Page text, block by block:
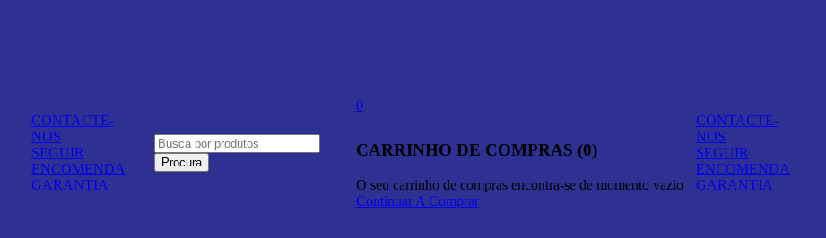
CONTACTE-
NOS
SEGUIR
ENCOMENDA
GARANTIA
0
CARRINHO DE COMPRAS (0)
O seu carrinho de compras encontra-se de momento vazio
Continuar A Comprar
CONTACTE-
NOS
SEGUIR
ENCOMENDA
GARANTIA